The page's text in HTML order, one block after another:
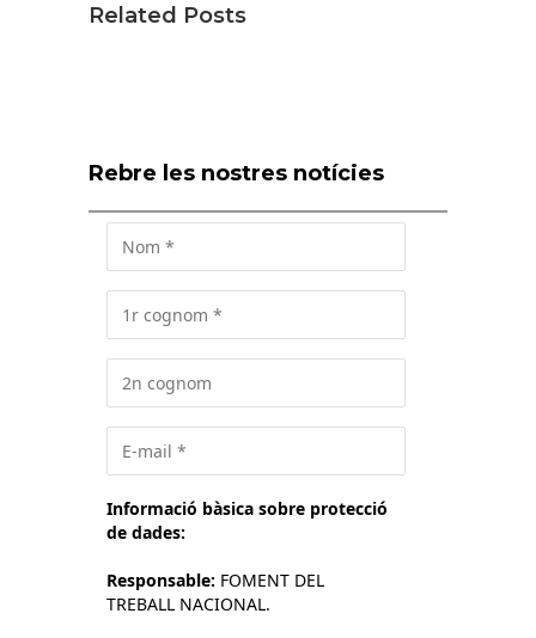
Related Posts
Rebre les nostres notícies
Informació bàsica sobre protecció
de dades:
Responsable: FOMENT DEL
TREBALL NACIONAL.